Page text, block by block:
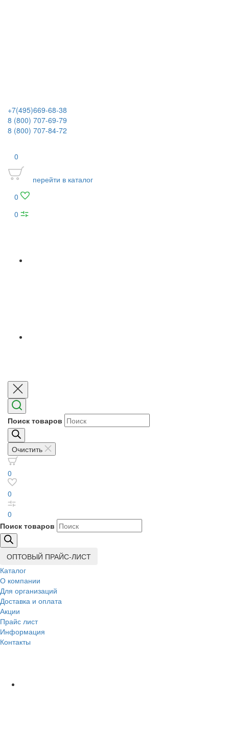
+7(495)669-68-38
8 (800) 707-69-79
8 (800) 707-84-72
0
перейти в каталог
0
0
Поиск товаров
Очистить
0
0
0
Поиск товаров
ОПТОВЫЙ ПРАЙС-ЛИСТ
Каталог
О компании
Для организаций
Доставка и оплата
Акции
Прайс лист
Информация
Контакты